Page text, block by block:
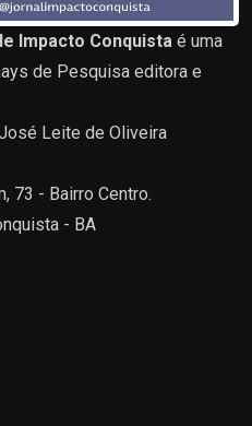
Impacto Conquista é uma
de Pesquisa editora e
Leite de Oliveira
73 - Bairro Centro.
- BA